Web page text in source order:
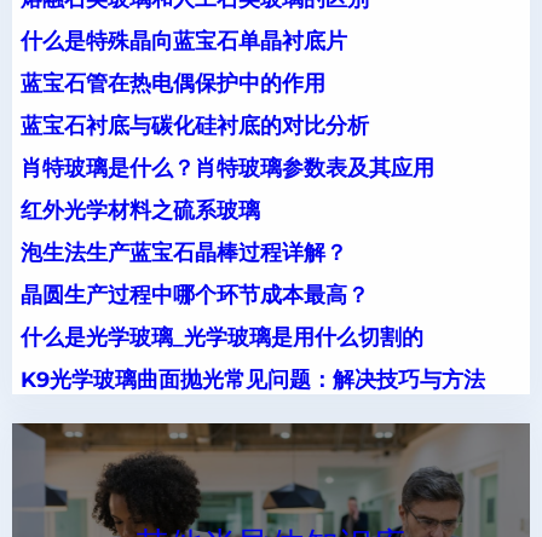
什么是特殊晶向蓝宝石单晶衬底片
蓝宝石管在热电偶保护中的作用
蓝宝石衬底与碳化硅衬底的对比分析
肖特玻璃是什么？肖特玻璃参数表及其应用
红外光学材料之硫系玻璃
泡生法生产蓝宝石晶棒过程详解？
晶圆生产过程中哪个环节成本最高？
什么是光学玻璃_光学玻璃是用什么切割的
K9光学玻璃曲面抛光常见问题：解决技巧与方法